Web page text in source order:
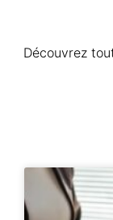
Découvrez